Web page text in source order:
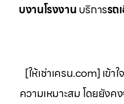
บงานโรงงานบริการรถ
[ให้เช่าเครน.com] เข้
ความเหมาะสม โดยยังค